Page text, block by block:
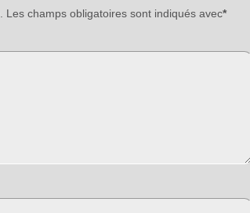
Les champs obligatoires sont indiqués avec*